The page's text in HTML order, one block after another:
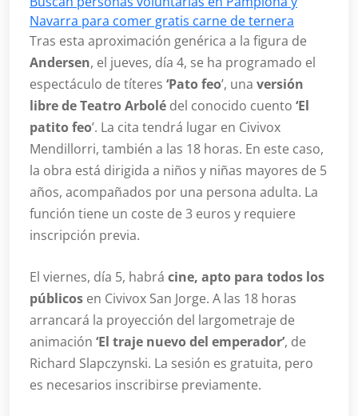
Navarra para comer gratis carne de ternera
Tras esta aproximación genérica a la figura de
Andersen, el jueves, día 4, se ha programado el
espectáculo de títeres ‘Pato feo’, una versión
libre de Teatro Arbolé del conocido cuento ‘El
patito feo’. La cita tendrá lugar en Civivox
Mendillorri, también a las 18 horas. En este caso,
la obra está dirigida a niños y niñas mayores de 5
años, acompañados por una persona adulta. La
función tiene un coste de 3 euros y requiere
inscripción previa.
El viernes, día 5, habrá cine, apto para todos los
públicos en Civivox San Jorge. A las 18 horas
arrancará la proyección del largometraje de
animación ‘El traje nuevo del emperador’, de
Richard Slapczynski. La sesión es gratuita, pero
es necesarios inscribirse previamente.